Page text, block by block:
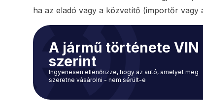
ha az eladó vagy a közvetítő (importőr
A jármű története VIN
szerint
Ingyenesen ellenőrizze, hogy az autó, amelyet meg
szeretne vásárolni - nem sérült-e